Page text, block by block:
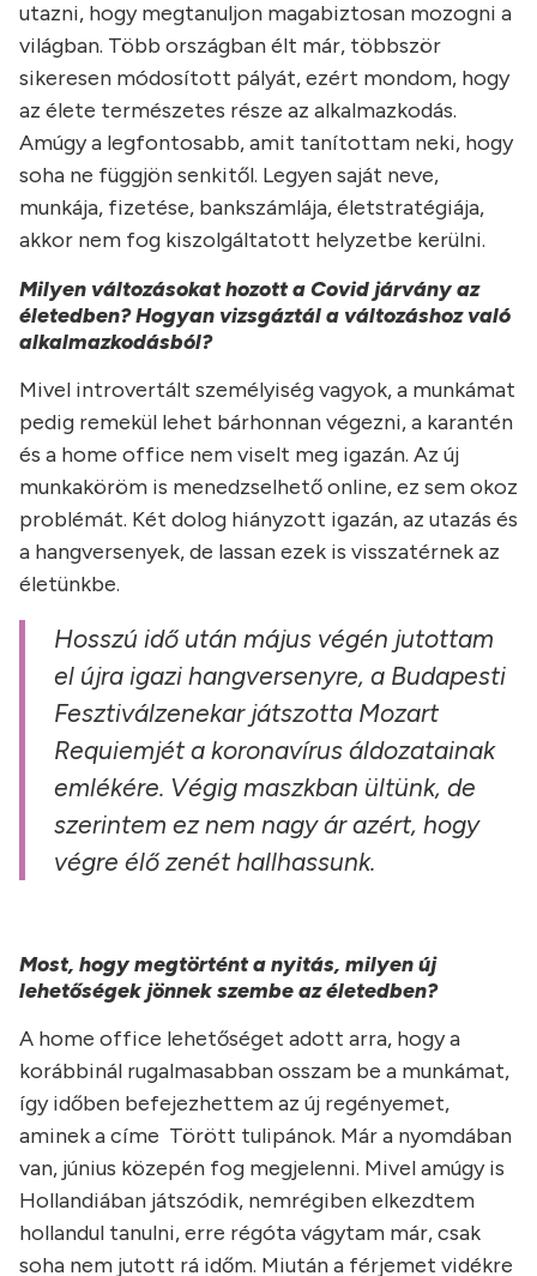
utazni, hogy megtanuljon magabiztosan mozogni a
világban. Több országban élt már, többször
sikeresen módosított pályát, ezért mondom, hogy
az élete természetes része az alkalmazkodás.
Amúgy a legfontosabb, amit tanítottam neki, hogy
soha ne függjön senkitől. Legyen saját neve,
munkája, fizetése, bankszámlája, életstratégiája,
akkor nem fog kiszolgáltatott helyzetbe kerülni.
Milyen változásokat hozott a Covid járvány az
életedben? Hogyan vizsgáztál a változáshoz való
alkalmazkodásból?
Mivel introvertált személyiség vagyok, a munkámat
pedig remekül lehet bárhonnan végezni, a karantén
és a home office nem viselt meg igazán. Az új
munkaköröm is menedzselhető online, ez sem okoz
problémát. Két dolog hiányzott igazán, az utazás és
a hangversenyek, de lassan ezek is visszatérnek az
életünkbe.
Hosszú idő után május végén jutottam
el újra igazi hangversenyre, a Budapesti
Fesztiválzenekar játszotta Mozart
Requiemjét a koronavírus áldozatainak
emlékére. Végig maszkban ültünk, de
szerintem ez nem nagy ár azért, hogy
végre élő zenét hallhassunk.
Most, hogy megtörtént a nyitás, milyen új
lehetőségek jönnek szembe az életedben?
A home office lehetőséget adott arra, hogy a
korábbinál rugalmasabban osszam be a munkámat,
így időben befejezhettem az új regényemet,
aminek a címe Törött tulipánok. Már a nyomdában
van, június közepén fog megjelenni. Mivel amúgy is
Hollandiában játszódik, nemrégiben elkezdtem
hollandul tanulni, erre régóta vágytam már, csak
soha nem jutott rá időm. Miután a férjemet vidékre